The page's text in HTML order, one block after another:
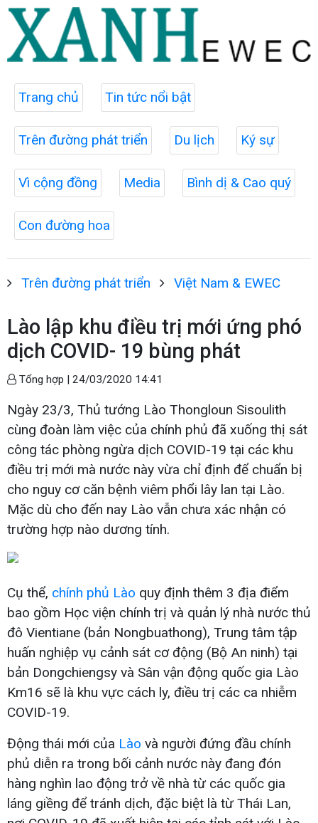
Trang chủ Tin tức nổi bật
Trên đường phát triển Du lịch Ký sự
Vì cộng đồng Media Bình dị & Cao quý
Con đường hoa
Trên đường phát triển Việt Nam & EWEC
Lào lập khu điều trị mới ứng phó
dịch COVID- 19 bùng phát
Tổng hợp | 24/03/2020 14:41
Ngày 23/3, Thủ tướng Lào Thongloun Sisoulith
cùng đoàn làm việc của chính phủ đã xuống thị sát
công tác phòng ngừa dịch COVID-19 tại các khu
điều trị mới mà nước này vừa chỉ định để chuẩn bị
cho nguy cơ căn bệnh viêm phổi lây lan tại Lào.
Mặc dù cho đến nay Lào vẫn chưa xác nhận có
trường hợp nào dương tính.
Cụ thể, chính phủ Lào quy định thêm 3 địa điểm
bao gồm Học viện chính trị và quản lý nhà nước thủ
đô Vientiane (bản Nongbuathong), Trung tâm tập
huấn nghiệp vụ cảnh sát cơ động (Bộ An ninh) tại
bản Dongchiengsy và Sân vận động quốc gia Lào
Km16 sẽ là khu vực cách ly, điều trị các ca nhiễm
COVID-19.
Động thái mới của Lào và người đứng đầu chính
phủ diễn ra trong bối cảnh nước này đang đón
hàng nghìn lao động trở về nhà từ các quốc gia
láng giềng để tránh dịch, đặc biệt là từ Thái Lan,